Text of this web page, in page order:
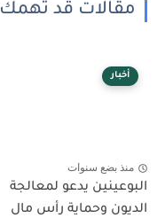
مقالات قد تهمك
أخبار
منذ بضع سنوات
البوعينين يدعو لمعالجة
الديون وحماية رأس مال